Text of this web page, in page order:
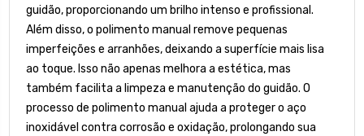
guidão, proporcionando um brilho intenso e profissional.
Além disso, o polimento manual remove pequenas
imperfeições e arranhões, deixando a superfície mais lisa
ao toque. Isso não apenas melhora a estética, mas
também facilita a limpeza e manutenção do guidão. O
processo de polimento manual ajuda a proteger o aço
inoxidável contra corrosão e oxidação, prolongando sua